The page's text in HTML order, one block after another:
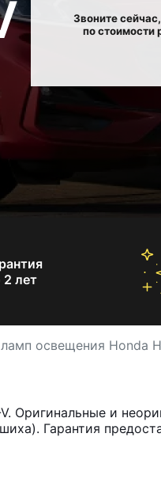
Звоните
по стоимости
2 лет
освещения Honda
Оригинальные и
Гарантия